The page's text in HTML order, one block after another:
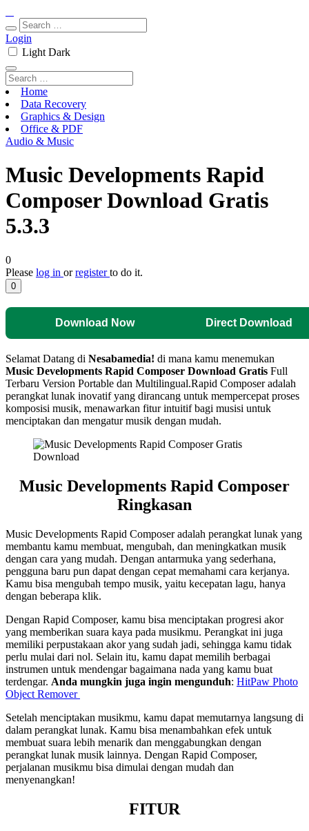
Login
Light Dark
Home
Data Recovery
Graphics & Design
Office & PDF
Audio & Music
Music Developments Rapid
Composer Download Gratis
5.3.3
0
Please log in orregisterto do it.
0
Download Now Direct Download
Selamat Datang di Nesabamedia! di mana kamu menemukan
Music Developments Rapid Composer Download Gratis Full
Terbaru Version Portable dan Multilingual.Rapid Composer adalah
perangkat lunak inovatif yang dirancang untuk mempercepat proses
komposisi musik, menawarkan fitur intuitif bagi musisi untuk
menciptakan dan mengatur musik dengan mudah.
Music Developments Rapid Composer
Ringkasan
Music Developments Rapid Composer adalah perangkat lunak yang
membantu kamu membuat, mengubah, dan meningkatkan musik
dengan cara yang mudah. Dengan antarmuka yang sederhana,
pengguna baru pun dapat dengan cepat memahami cara kerjanya.
Kamu bisa mengubah tempo musik, yaitu kecepatan lagu, hanya
dengan beberapa klik.
Dengan Rapid Composer, kamu bisa menciptakan progresi akor
yang memberikan suara kaya pada musikmu. Perangkat ini juga
memiliki perpustakaan akor yang sudah jadi, sehingga kamu tidak
perlu mulai dari nol. Selain itu, kamu dapat memilih berbagai
instrumen untuk mendengar bagaimana nada yang kamu buat
terdengar. Anda mungkin juga ingin mengunduh: HitPaw Photo
Object Remover
Setelah menciptakan musikmu, kamu dapat memutarnya langsung di
dalam perangkat lunak. Kamu bisa menambahkan efek untuk
membuat suara lebih menarik dan menggabungkan dengan
perangkat lunak musik lainnya. Dengan Rapid Composer,
perjalanan musikmu bisa dimulai dengan mudah dan
menyenangkan!
FITUR